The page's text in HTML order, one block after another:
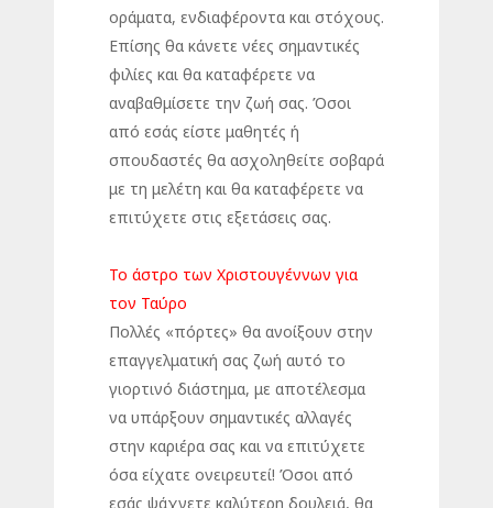
οράματα, ενδιαφέροντα και στόχους.
Επίσης θα κάνετε νέες σημαντικές
φιλίες και θα καταφέρετε να
αναβαθμίσετε την ζωή σας. Όσοι
από εσάς είστε μαθητές ή
σπουδαστές θα ασχοληθείτε σοβαρά
με τη μελέτη και θα καταφέρετε να
επιτύχετε στις εξετάσεις σας.
Το άστρο των Χριστουγέννων για
τον Ταύρο
Πολλές «πόρτες» θα ανοίξουν στην
επαγγελματική σας ζωή αυτό το
γιορτινό διάστημα, με αποτέλεσμα
να υπάρξουν σημαντικές αλλαγές
στην καριέρα σας και να επιτύχετε
όσα είχατε ονειρευτεί! Όσοι από
εσάς ψάχνετε καλύτερη δουλειά, θα